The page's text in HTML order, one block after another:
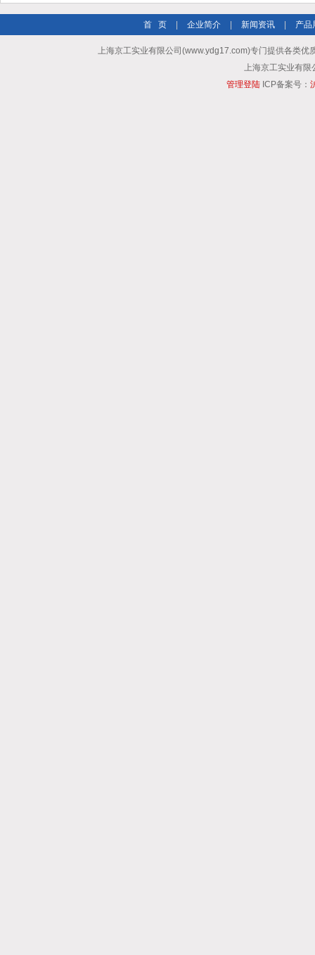
首 页 企业简介 新闻资讯 产品
上海京工实业有限公司(www.ydg17.com)专门提供各类优
上海京工实业有限
管理登陆ICP备案号：